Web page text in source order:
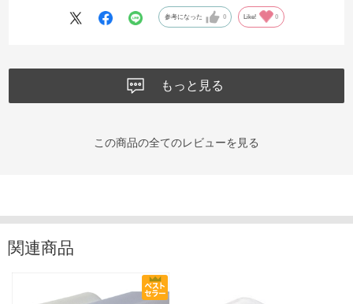
参考になった 0 Like! 0
もっと見る
この商品の全てのレビューを見る
関連商品